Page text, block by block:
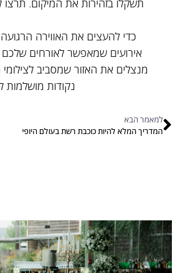
תשקלו בזהירות את המיקום.
כדי להעצים את האווירה
אירועים שמאפשר לאורחים
מנצלים את האזור שמסביב
נקודות מושלמות
למאמר הבא
המדריך המלא להיות כוכבת רשת בעולם היופי